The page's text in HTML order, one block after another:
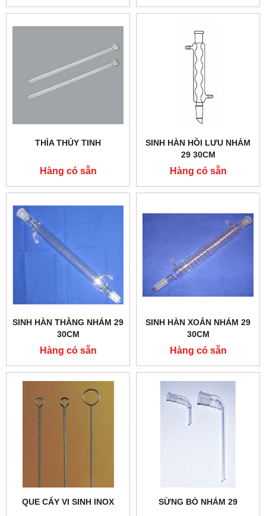
THÌA THỦY TINH
Hàng có sẵn
SINH HÀN HỒI LƯU NHÁM
29 30CM
Hàng có sẵn
SINH HÀN THẲNG NHÁM 29
30CM
Hàng có sẵn
SINH HÀN XOẮN NHÁM 29
30CM
Hàng có sẵn
QUE CẤY VI SINH INOX SỪNG BÒ NHÁM 29